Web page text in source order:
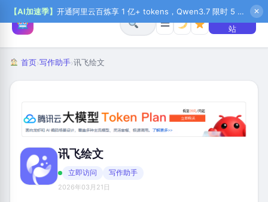
【AI加速季】 开通阿里云百炼享 1 亿+ tokens，Qwen3.7 限时 5 折起，秒悟新注送 1 万积分，加入 OPC 赢百万助力金，QoderWork CN 首月 0 元 ✕
☰
+ 提交网
站
首页›写作助手›讯飞绘文
讯飞绘文
立即访问 写作助手
2026年03月21日